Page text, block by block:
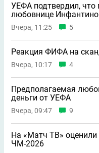
УЕФА подтвердил, что
любовнице Инфантино
Вчера, 11:25 5
Реакция ФИФА на
Вчера, 10:17 4
Предполагаемая
деньги от УЕФА
Вчера, 09:47 9
На «Матч ТВ» оценили
ЧМ-2026